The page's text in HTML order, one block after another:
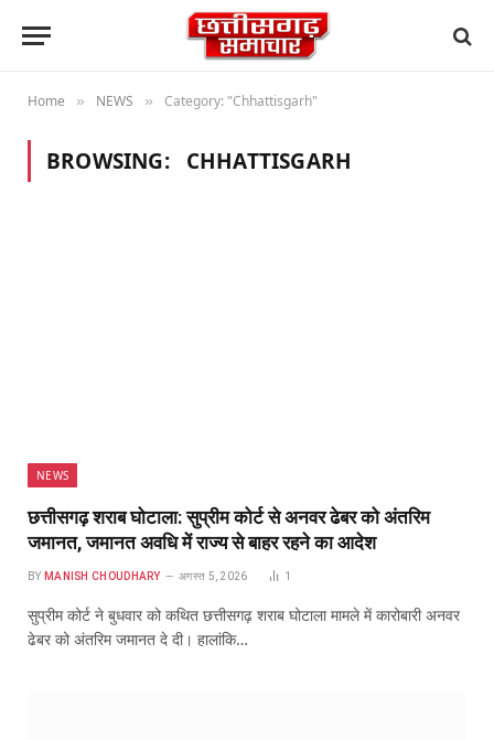
Home » NEWS » Category: "Chhattisgarh"
BROWSING: CHHATTISGARH
NEWS
छत्तीसगढ़ शराब घोटाला: सुप्रीम कोर्ट से अनवर ढेबर को अंतरिम
जमानत, जमानत अवधि में राज्य से बाहर रहने का आदेश
BY MANISH CHOUDHARY अगस्त 5, 2026 1
सुप्रीम कोर्ट ने बुधवार को कथित छत्तीसगढ़ शराब घोटाला मामले में कारोबारी अनवर
ढेबर को अंतरिम जमानत दे दी। हालांकि…